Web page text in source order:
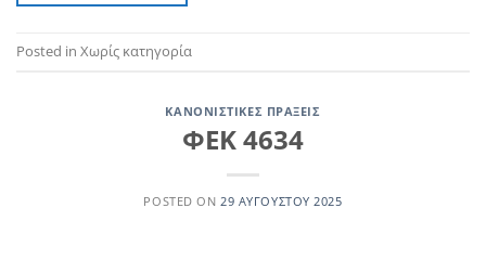
Posted in Χωρίς κατηγορία
ΚΑΝΟΝΙΣΤΙΚΈΣ ΠΡΆΞΕΙΣ
ΦΕΚ 4634
POSTED ON29 ΑΥΓΟΎΣΤΟΥ 2025